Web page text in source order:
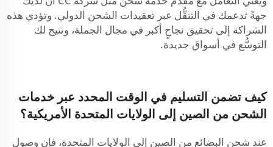
جهةً تدعمك في التنقُّل عبر تعقيدات الشحن الدولي. وتؤدي هذه
الشراكة إلى تحقيق نجاحٍ أكبر في مجال الجملة، وتتيح لك
التوسُّع في أسواق جديدة.
كيف تضمن التسليم في الوقت المحدد عبر خدمات
الشحن من الصين إلى الولايات المتحدة الأمريكية؟
عند شحن البضائع من الصين إلى الولايات المتحدة، فإن وصول